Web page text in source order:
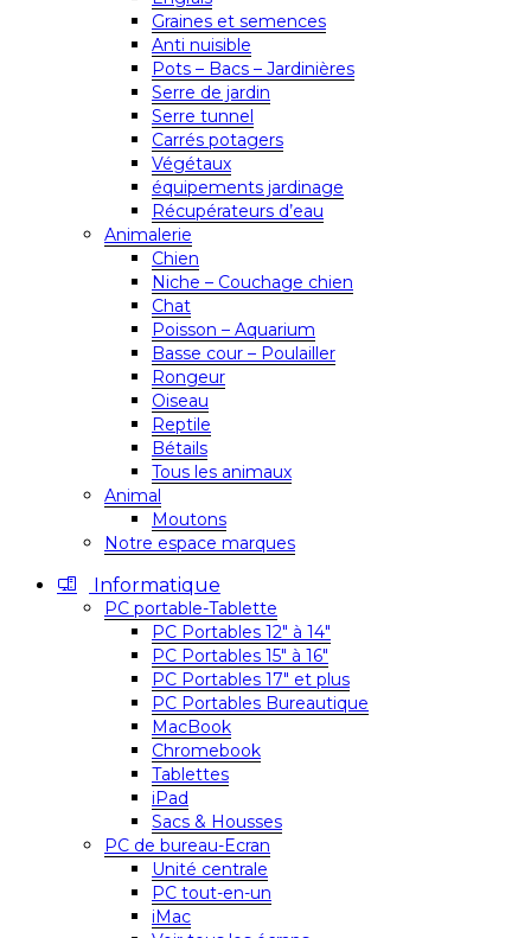
Graines et semences
Anti nuisible
Pots – Bacs – Jardinières
Serre de jardin
Serre tunnel
Carrés potagers
Végétaux
équipements jardinage
Récupérateurs d’eau
Animalerie
Chien
Niche – Couchage chien
Chat
Poisson – Aquarium
Basse cour – Poulailler
Rongeur
Oiseau
Reptile
Bétails
Tous les animaux
Animal
Moutons
Notre espace marques
Informatique
PC portable-Tablette
PC Portables 12″ à 14″
PC Portables 15″ à 16″
PC Portables 17″ et plus
PC Portables Bureautique
MacBook
Chromebook
Tablettes
iPad
Sacs & Housses
PC de bureau-Ecran
Unité centrale
PC tout-en-un
iMac